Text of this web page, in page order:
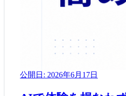
公開日: 2026年6月17日